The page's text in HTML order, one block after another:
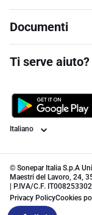
Documenti
Ti serve aiuto?
Lingua
© Sonepar Italia S.p.A
Maestri del Lavoro, 24,
| P.IVA/C.F.
Privacy PolicyCookies